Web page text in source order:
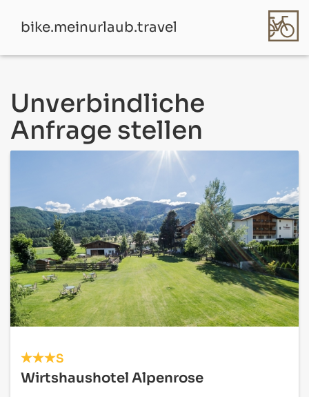
bike.meinurlaub.travel
Unverbindliche
Anfrage stellen
S
Wirtshaushotel Alpenrose